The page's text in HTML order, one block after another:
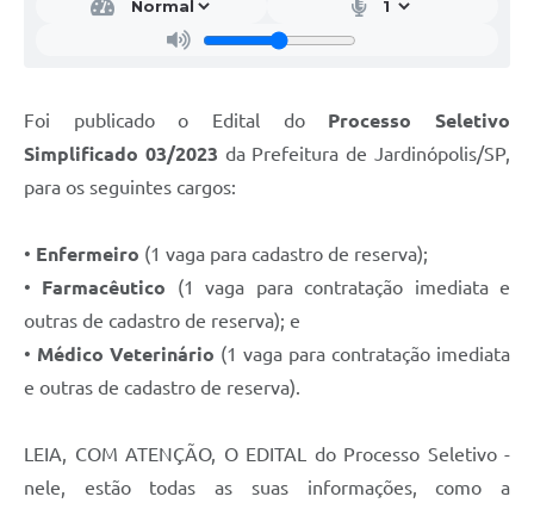
Foi publicado o Edital do Processo Seletivo
Simplificado 03/2023 da Prefeitura de Jardinópolis/SP,
para os seguintes cargos:
• Enfermeiro (1 vaga para cadastro de reserva);
• Farmacêutico (1 vaga para contratação imediata e
outras de cadastro de reserva); e
• Médico Veterinário (1 vaga para contratação imediata
e outras de cadastro de reserva).
LEIA, COM ATENÇÃO, O EDITAL do Processo Seletivo -
nele, estão todas as suas informações, como a